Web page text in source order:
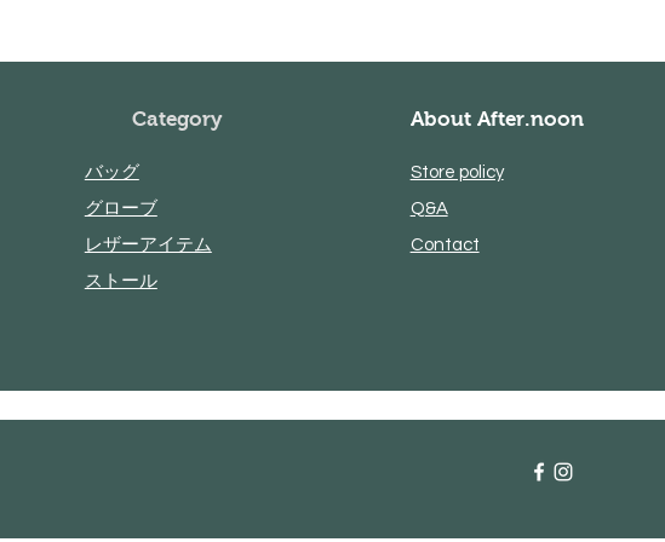
​Category
バッグ
グローブ
レザーアイテム
​ストール
About After.noon
Store policy
Q&A
Contact